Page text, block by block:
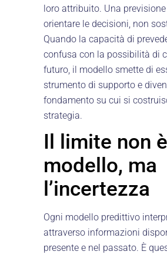
loro attribuito. Una
orientare le decisioni, non
Quando la capacità di
confusa con la possibilità di
futuro, il modello smette di
strumento di supporto e
fondamento su cui si
strategia.
Il limite non
modello, ma
l’incertezza
Ogni modello predittivo
attraverso informazioni
presente e nel passato. È